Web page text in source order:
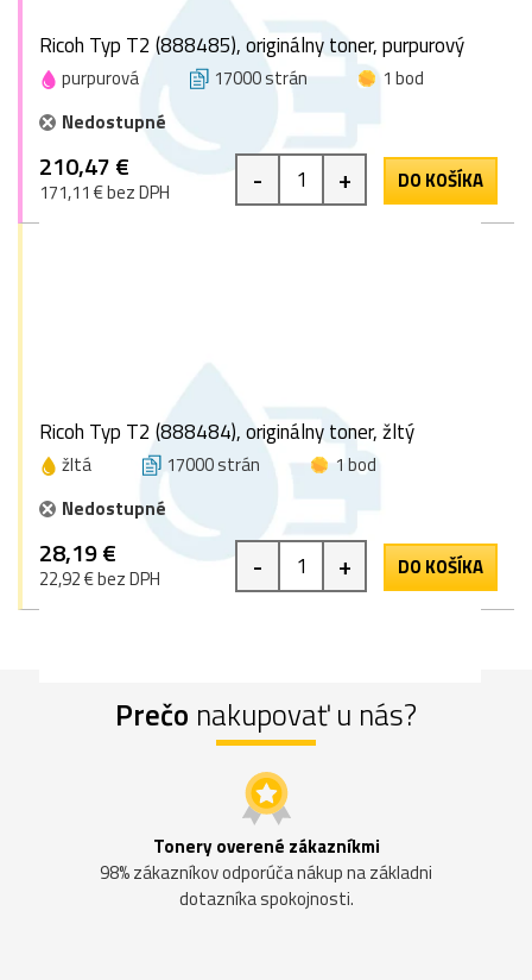
Ricoh Typ T2 (888485), originálny toner, purpurový
purpurová 17000 strán
1 bod
Nedostupné
210,47 €
171,11 € bez DPH - + DO KOŠÍKA
Ricoh Typ T2 (888484), originálny toner, žltý
žltá 17000 strán
1 bod
Nedostupné
28,19 €
22,92 € bez DPH - + DO KOŠÍKA
Prečo nakupovať u nás?
Tonery overené zákazníkmi
98% zákazníkov odporúča nákup na základni
dotazníka spokojnosti.